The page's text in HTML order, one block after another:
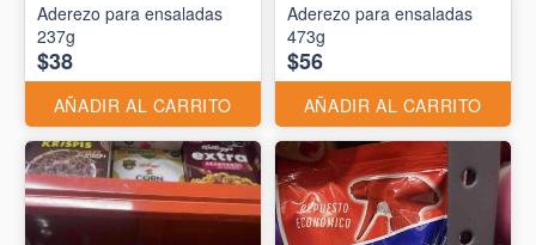
Aderezo para ensaladas
237g
$38
AÑADIR AL CARRITO
Aderezo para ensaladas
473g
$56
AÑADIR AL CARRITO